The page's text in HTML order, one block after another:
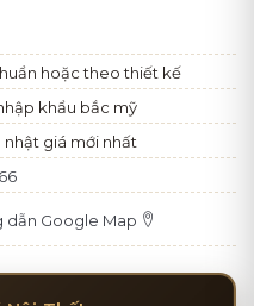
hoặc theo thiết kế
khẩu bắc mỹ
nhật giá mới nhất
dẫn Google Map